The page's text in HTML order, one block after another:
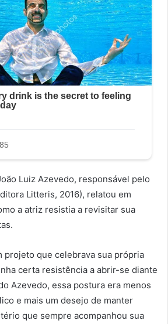
Luiz Azevedo, responsável pelo
Litteris, 2016), relatou em
a atriz resistia a revisitar sua
projeto que celebrava sua própria
certa resistência a abrir-se diante
Azevedo, essa postura era menos
e mais um desejo de manter
que sempre acompanhou sua